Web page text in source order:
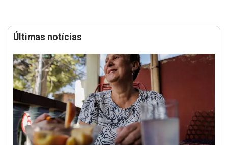
Últimas notícias